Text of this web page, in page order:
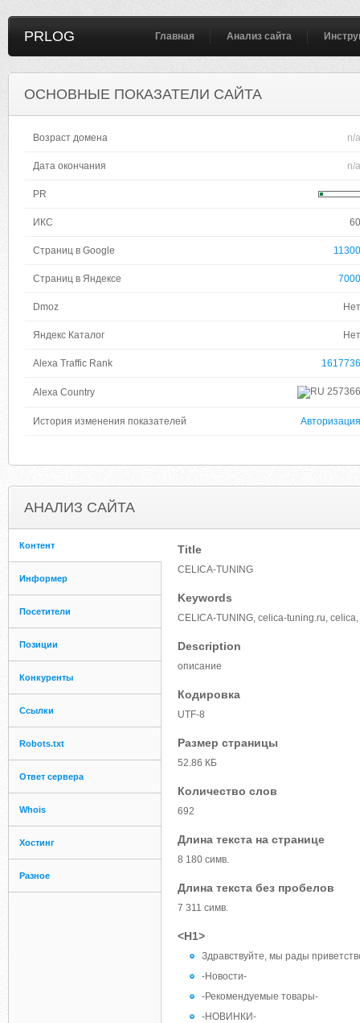
PRLOG Главная Анализ сайта
ОСНОВНЫЕ ПОКАЗАТЕЛИ САЙТА
Возраст домена n/a
Дата окончания n/a
PR
ИКС 60
Страниц в Google 11300
Страниц в Яндексе 7000
Dmoz Нет
Яндекс Каталог Нет
Alexa Traffic Rank 1617736
Alexa Country 257366
История изменения показателей Авторизация
АНАЛИЗ САЙТА
Контент
Информер
Посетители
Позиции
Конкуренты
Ссылки
Robots.txt
Ответ сервера
Whois
Хостинг
Разное
Title
CELICA-TUNING
Keywords
CELICA-TUNING, celica-tuning.ru,
Description
описание
Кодировка
UTF-8
Размер страницы
52.86 КБ
Количество слов
692
Длина текста на странице
8 180 симв.
Длина текста без пробелов
7 311 симв.
<H1>
Здравствуйте, мы рады
-Новости-
-Рекомендуемые товары-
-НОВИНКИ-